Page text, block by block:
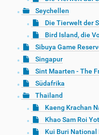
Seychellen
Die Tierwelt der
Bird Island, die
Sibuya Game
Singapur
Sint Maarten - The
Südafrika
Thailand
Kaeng Krachan
Khao Sam Roi
Kui Buri National